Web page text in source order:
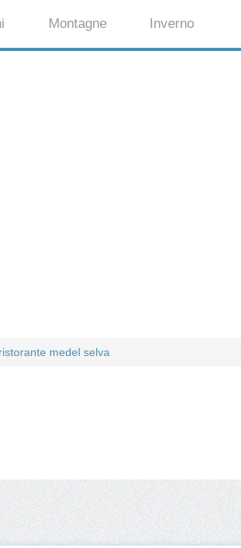
Montagne Inverno
ristorante medel selva